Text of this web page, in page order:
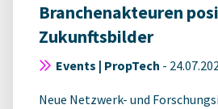
Branchenakteuren
Zukunftsbilder
Events | PropTech -
Neue Netzwerk- und